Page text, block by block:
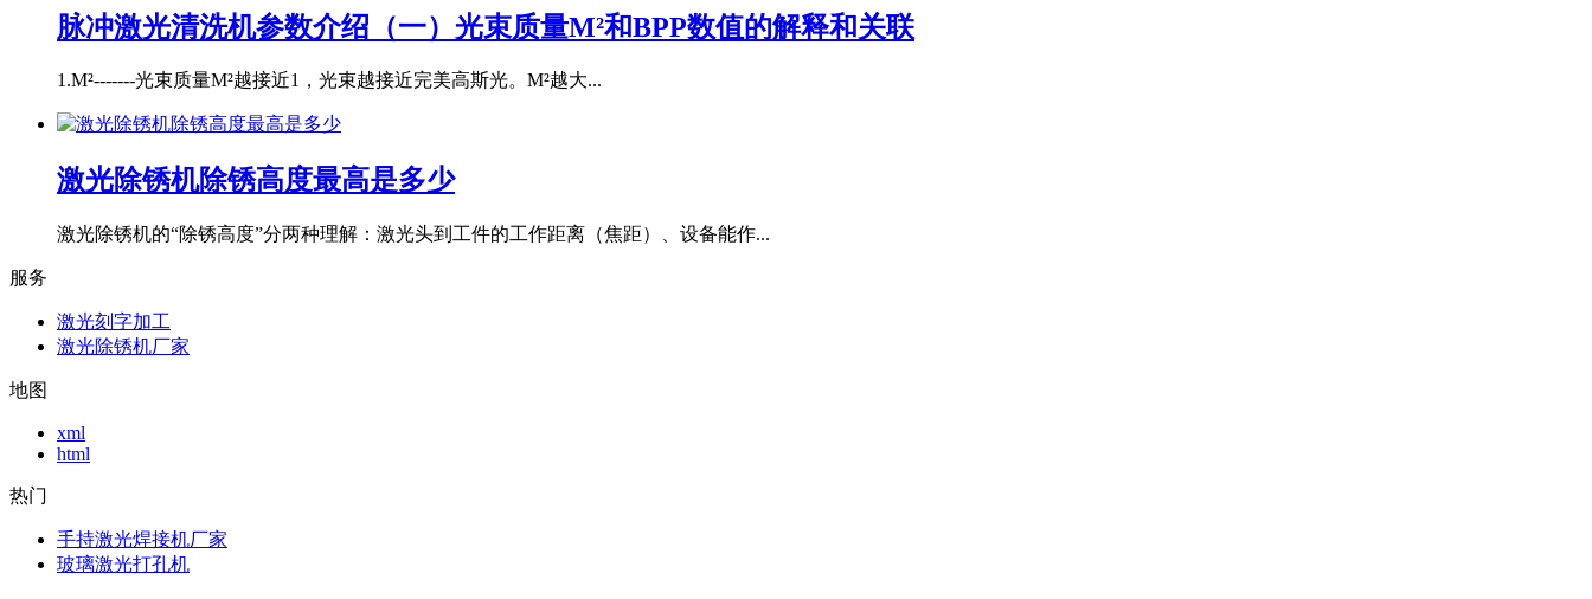
脉冲激光清洗机参数介绍（一）光束质量M²和BPP数值的解释和关联
1.M²-------光束质量M²越接近1，光束越接近完美高斯光。M²越大...
激光除锈机除锈高度最高是多少
激光除锈机的“除锈高度”分两种理解：激光头到工件的工作距离（焦距）、设备能作...
服务
激光刻字加工
激光除锈机厂家
地图
xml
html
热门
手持激光焊接机厂家
玻璃激光打孔机